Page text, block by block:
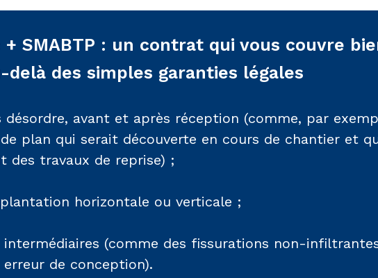
+ SMABTP : un contrat qui vous couvre
delà des simples garanties légales
désordre, avant et après réception (comme, par
plan qui serait découverte en cours de chantier et
des travaux de reprise) ;
horizontale ou verticale ;
intermédiaires (comme des fissurations non-
erreur de conception).